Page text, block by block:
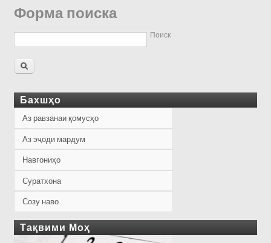
Форма поиска
Поиск
Бахшҳо
Аз равзанаи қомусҳо
Аз эҷоди мардум
Навгониҳо
Суратхона
Созу наво
Тақвими Моҳ